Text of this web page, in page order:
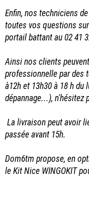
Enfin, nos techniciens
toutes vos questions
portail battant au 02 41
Ainsi nos clients
professionnelle par des
à12h et 13h30 à 18 h du
dépannage...), n'hésitez
La livraison peut avoir
passée avant 15h.
Dom6tm propose, en
le Kit Nice WINGOKIT